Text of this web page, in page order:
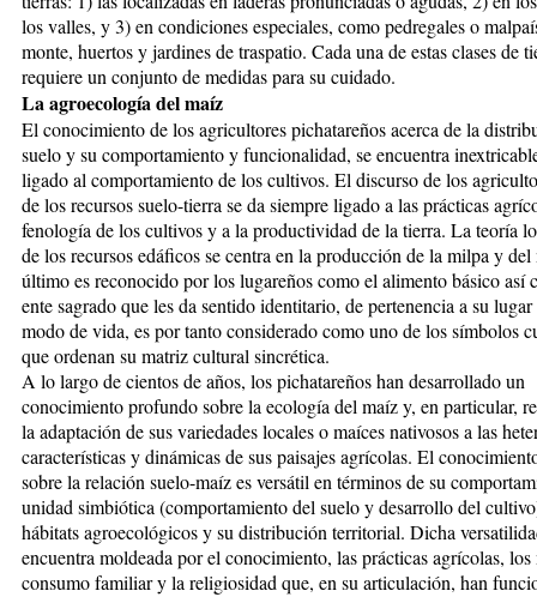
los valles, y 3) en condiciones especiales, como pedregales o
monte, huertos y jardines de traspatio. Cada una de estas clases de
requiere un conjunto de medidas para su cuidado.
La agroecología del maíz
El conocimiento de los agricultores pichatareños acerca de la
suelo y su comportamiento y funcionalidad, se encuentra
ligado al comportamiento de los cultivos. El discurso de los
de los recursos suelo-tierra se da siempre ligado a las prácticas
fenología de los cultivos y a la productividad de la tierra. La teoría
de los recursos edá­ficos se centra en la producción de la milpa y del
último es reconocido por los lugareños como el alimento básico así
ente sagrado que les da sentido identitario, de pertenencia a su
modo de vida, es por tanto considerado como uno de los símbolos
que ordenan su matriz cultural sincrética.
A lo largo de cientos de años, los pichatareños han desarrollado un
conocimiento profundo sobre la ecología del maíz y, en particular,
la adaptación de sus variedades locales o maíces nativosos a las
características y dinámicas de sus paisajes agrícolas. El
sobre la relación suelo-maíz es versátil en términos de su
unidad simbiótica (comportamiento del suelo y desarrollo del
hábitats agroecológicos y su distribución territorial. Dicha
encuentra moldeada por el conocimiento, las prácticas agrícolas, los
consumo familiar y la religiosidad que, en su articulación, han